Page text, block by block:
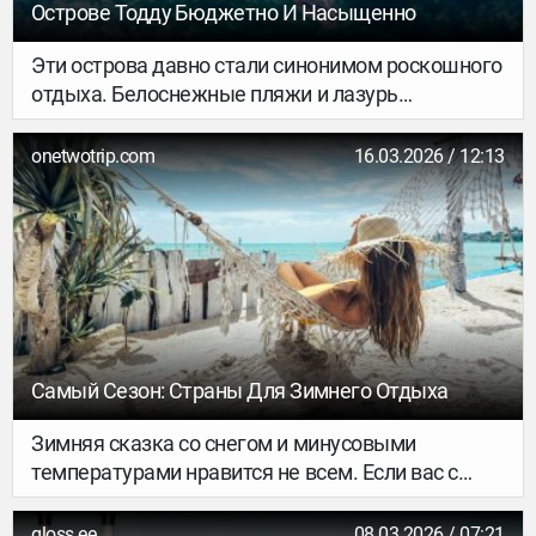
Острове Тодду Бюджетно И Насыщенно
Эти острова давно стали синонимом роскошного
отдыха. Белоснежные пляжи и лазурь
Индийского океана манят путешественников со
всего мира, но высокие цены часто становятся
главной преградой для отпуска мечты.
onetwotrip.com 16.03.2026 / 12:13
Самый Сезон: Страны Для Зимнего Отдыха
Зимняя сказка со снегом и минусовыми
температурами нравится не всем. Если вас с
ноября начинает неудержимо тянуть к солнцу и
морю, мы точно знаем, куда нужно ехать, а в